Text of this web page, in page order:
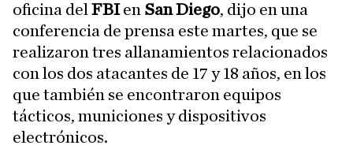
oficina del FBIen San Diego, dijo en una
conferencia de prensa este martes, que se
realizaron tres allanamientos relacionados
con los dos atacantes de 17 y 18 años, en los
que también se encontraron equipos
tácticos, municiones y dispositivos
electrónicos.